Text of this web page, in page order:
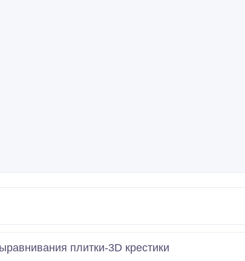
плитки-3D крестики